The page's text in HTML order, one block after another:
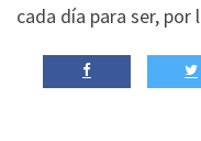
cada día para ser,